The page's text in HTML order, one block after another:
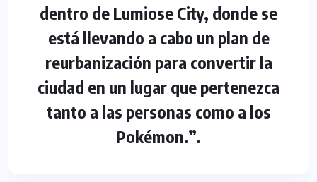
dentro de Lumiose City, donde se
está llevando a cabo un plan de
reurbanización para convertir la
ciudad en un lugar que pertenezca
tanto a las personas como a los
Pokémon.”.